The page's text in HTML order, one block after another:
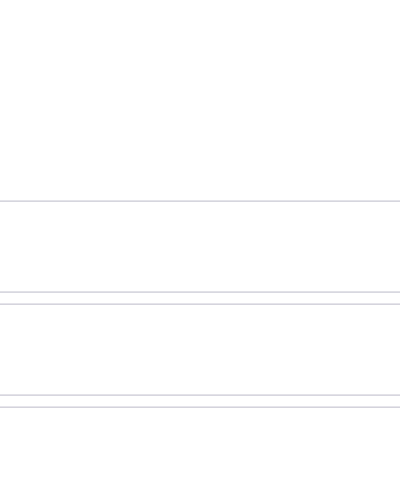
indem es sowohl das Verlangen nach